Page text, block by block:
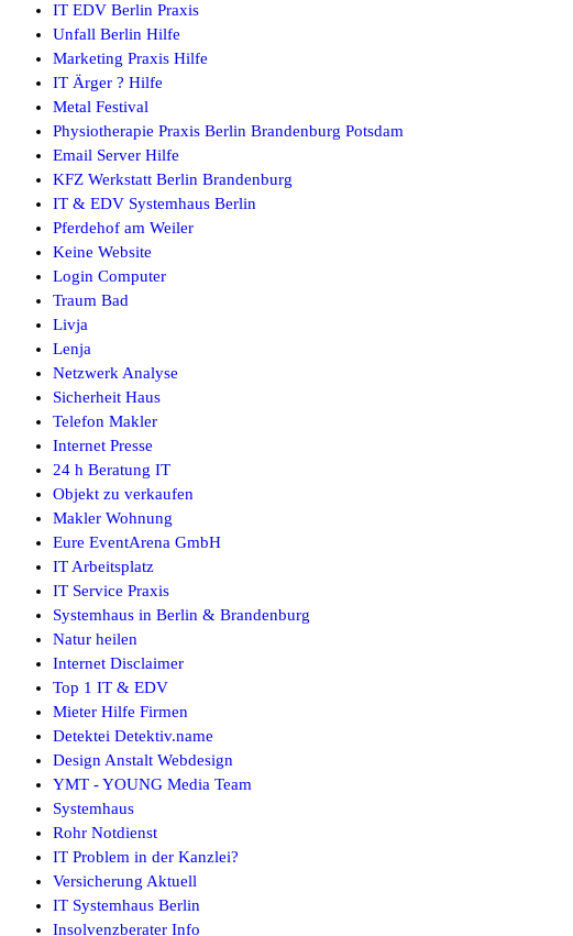
IT EDV Berlin Praxis
Unfall Berlin Hilfe
Marketing Praxis Hilfe
IT Ärger ? Hilfe
Metal Festival
Physiotherapie Praxis Berlin Brandenburg Potsdam
Email Server Hilfe
KFZ Werkstatt Berlin Brandenburg
IT & EDV Systemhaus Berlin
Pferdehof am Weiler
Keine Website
Login Computer
Traum Bad
Livja
Lenja
Netzwerk Analyse
Sicherheit Haus
Telefon Makler
Internet Presse
24 h Beratung IT
Objekt zu verkaufen
Makler Wohnung
Eure EventArena GmbH
IT Arbeitsplatz
IT Service Praxis
Systemhaus in Berlin & Brandenburg
Natur heilen
Internet Disclaimer
Top 1 IT & EDV
Mieter Hilfe Firmen
Detektei Detektiv.name
Design Anstalt Webdesign
YMT - YOUNG Media Team
Systemhaus
Rohr Notdienst
IT Problem in der Kanzlei?
Versicherung Aktuell
IT Systemhaus Berlin
Insolvenzberater Info